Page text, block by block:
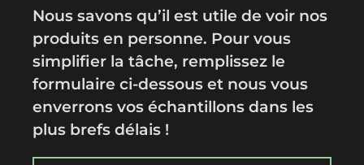
Nous savons qu’il est utile de voir nos
produits en personne. Pour vous
simplifier la tâche, remplissez le
formulaire ci-dessous et nous vous
enverrons vos échantillons dans les
plus brefs délais !